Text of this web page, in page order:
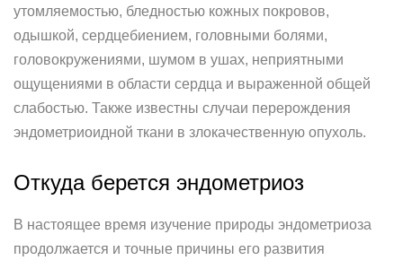
утомляемостью, бледностью кожных покровов,
одышкой, сердцебиением, головными болями,
головокружениями, шумом в ушах, неприятными
ощущениями в области сердца и выраженной общей
слабостью. Также известны случаи перерождения
эндометриоидной ткани в злокачественную опухоль.
Откуда берется эндометриоз
В настоящее время изучение природы эндометриоза
продолжается и точные причины его развития